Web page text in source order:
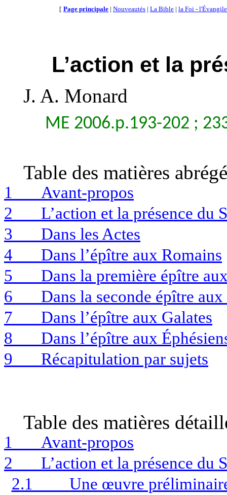
[ Page principale | Nouveautés | La Bible | la Foi - l'Évangile
L’action et la
J. A. Monard
ME 2006.p.193-202 ;
Table des matières
1
Avant-propos
2
L’action et la présence du
3
Dans les Actes
4
Dans l’épître aux Romains
5
Dans la première épître
6
Dans la seconde épître
7
Dans l’épître aux Galates
8
Dans l’épître aux
9
Récapitulation par sujets
Table des matières
1
Avant-propos
2
L’action et la présence du
2.1
Une œuvre